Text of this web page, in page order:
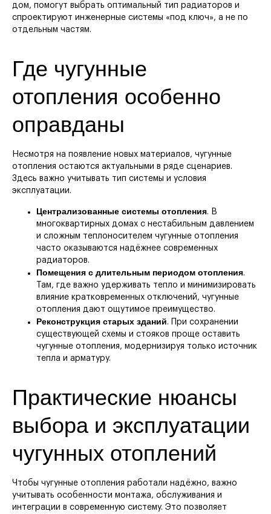
дом, помогут выбрать оптимальный тип радиаторов и
спроектируют инженерные системы «под ключ», а не по
отдельным частям.
Где чугунные
отопления особенно
оправданы
Несмотря на появление новых материалов, чугунные
отопления остаются актуальными в ряде сценариев.
Здесь важно учитывать тип системы и условия
эксплуатации.
Централизованные системы отопления. В
многоквартирных домах с нестабильным давлением
и сложным теплоносителем чугунные отопления
часто оказываются надёжнее современных
радиаторов.
Помещения с длительным периодом отопления.
Там, где важно удерживать тепло и минимизировать
влияние кратковременных отключений, чугунные
отопления дают ощутимое преимущество.
Реконструкция старых зданий. При сохранении
существующей схемы и стояков проще оставить
чугунные отопления, модернизируя только источник
тепла и арматуру.
Практические нюансы
выбора и эксплуатации
чугунных отоплений
Чтобы чугунные отопления работали надёжно, важно
учитывать особенности монтажа, обслуживания и
интеграции в современную систему. Это позволяет
ПОЛУЧИТЕБЕСПЛАТНУЮСМЕТУ И
КОНСУЛЬТАЦИЮ
Оставьте заявку или закажите бесплатный выезд
КОНТАКТЫ
Свяжитесь с нами либо закажите обратный
звонок — мы вам перезвоним.